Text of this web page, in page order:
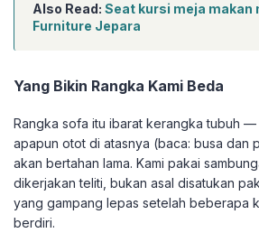
Also Read: Seat kursi meja makan
Furniture Jepara
Yang Bikin Rangka Kami Beda
Rangka sofa itu ibarat kerangka tubuh —
apapun otot di atasnya (baca: busa dan
akan bertahan lama. Kami pakai
dikerjakan teliti, bukan asal disatukan
yang gampang lepas setelah beberapa
berdiri.